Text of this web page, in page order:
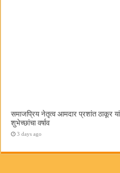
समाजप्रिय नेतृत्व आमदार प्रशांत ठाकूर
शुभेच्छांचा वर्षाव
3 days ago